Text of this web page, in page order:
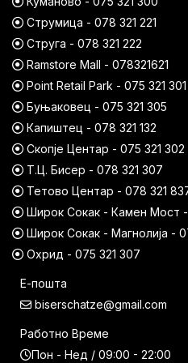
Струмица - 078 321 221
Струга - 078 321 222
Ramstore Mall - 078321621
Point Retail Park - 075 321 301
Буњаковец - 075 321 305
Капиштец - 078 321 132
Скопје Центар - 075 321 302
Т.Ц. Бисер - 078 321 307
Тетово Центар - 078 321
Широк Сокак - Камен Мост -
Широк Сокак - Магнолија -
Охрид - 075 321 307
Е-пошта
biserschatze@gmail.com
Работно Време
Пон - Нед / 09:00 - 22:00